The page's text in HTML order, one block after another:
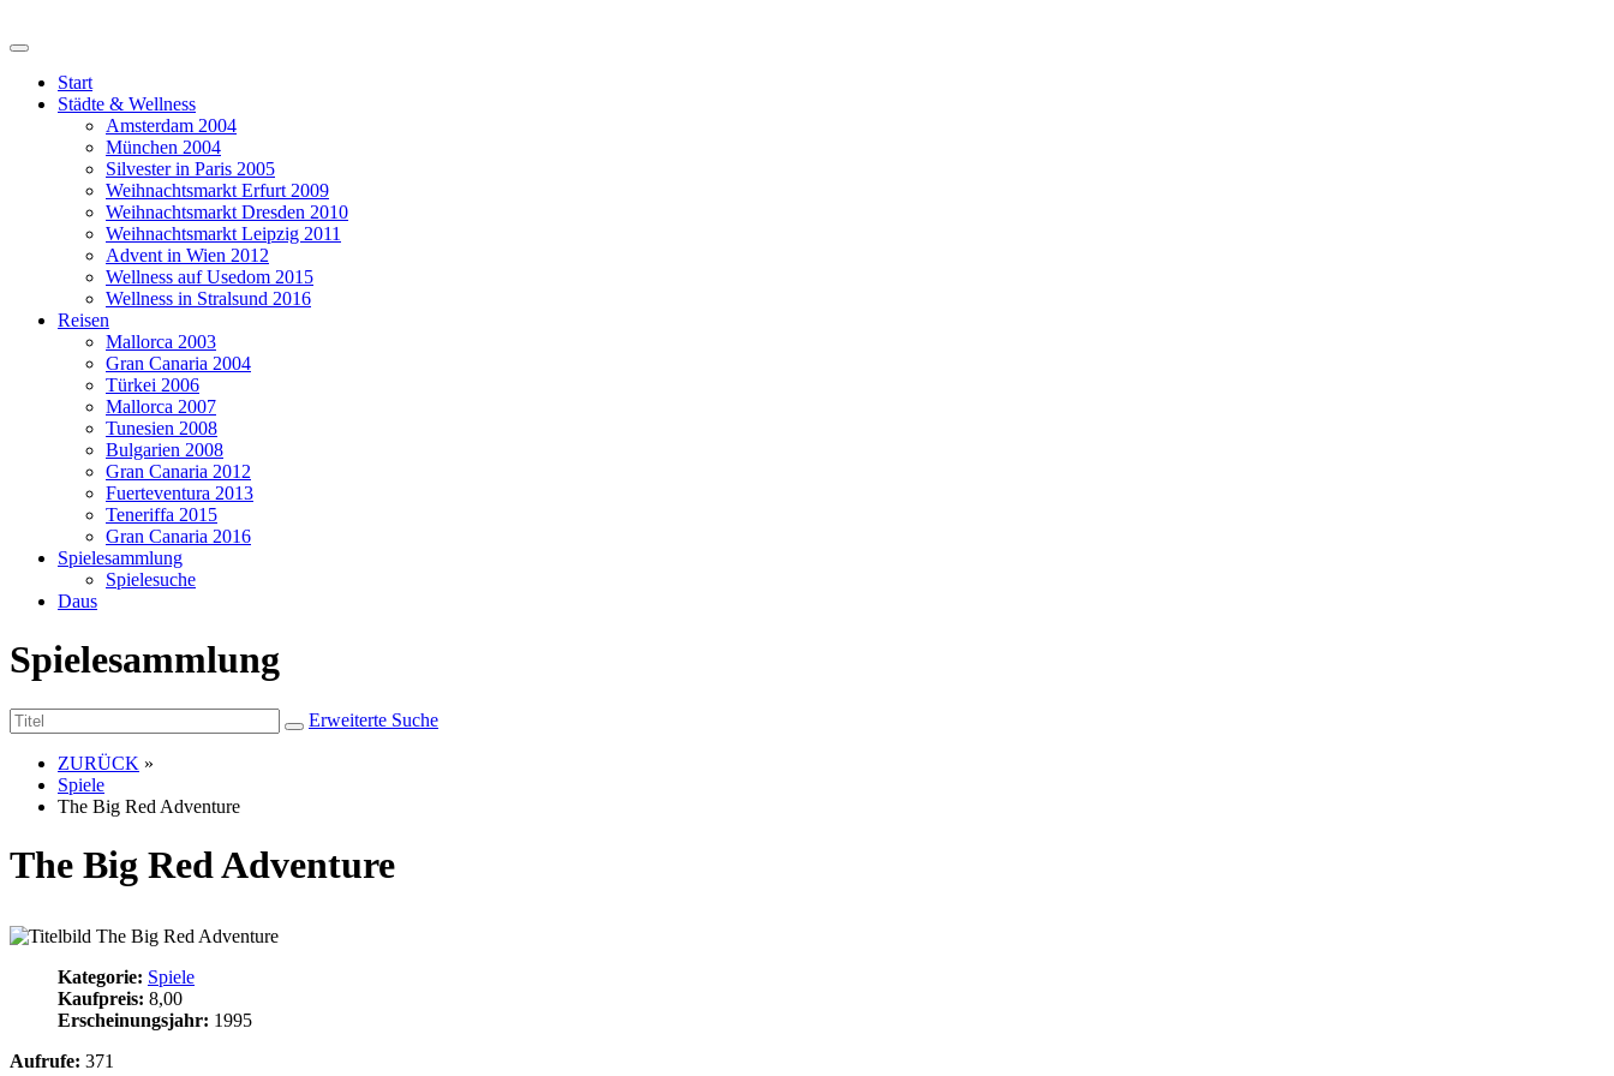
Start
Städte & Wellness
Amsterdam 2004
München 2004
Silvester in Paris 2005
Weihnachtsmarkt Erfurt 2009
Weihnachtsmarkt Dresden 2010
Weihnachtsmarkt Leipzig 2011
Advent in Wien 2012
Wellness auf Usedom 2015
Wellness in Stralsund 2016
Reisen
Mallorca 2003
Gran Canaria 2004
Türkei 2006
Mallorca 2007
Tunesien 2008
Bulgarien 2008
Gran Canaria 2012
Fuerteventura 2013
Teneriffa 2015
Gran Canaria 2016
Spielesammlung
Spielesuche
Daus
Spielesammlung
Erweiterte Suche
ZURÜCK »
Spiele
The Big Red Adventure
The Big Red Adventure
Kategorie: Spiele
Kaufpreis: 8,00
Erscheinungsjahr: 1995
Aufrufe: 371